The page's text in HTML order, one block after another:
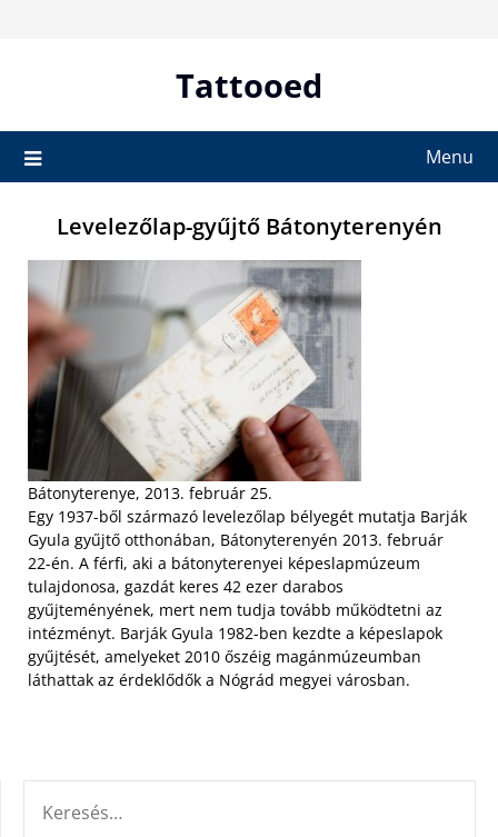
Tattooed
Menu
Levelezőlap-gyűjtő Bátonyterenyén
Bátonyterenye, 2013. február 25.
Egy 1937-ből származó levelezőlap bélyegét mutatja Barják
Gyula gyűjtő otthonában, Bátonyterenyén 2013. február
22-én. A férfi, aki a bátonyterenyei képeslapmúzeum
tulajdonosa, gazdát keres 42 ezer darabos
gyűjteményének, mert nem tudja tovább működtetni az
intézményt. Barják Gyula 1982-ben kezdte a képeslapok
gyűjtését, amelyeket 2010 őszéig magánmúzeumban
láthattak az érdeklődők a Nógrád megyei városban.